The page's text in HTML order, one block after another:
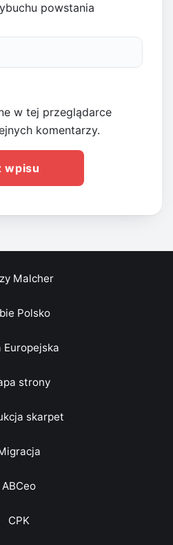
powstania
w tej przeglądarce
komentarzy.
Malcher
Polsko
Europejska
strony
skarpet
ABCeo
CPK